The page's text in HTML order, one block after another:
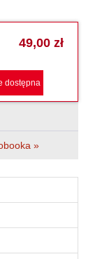
49,00 zł
dostępna
»